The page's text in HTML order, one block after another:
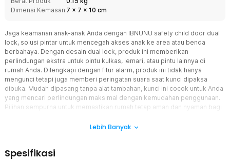
Dimensi Kemasan 7 x 7 x 10 cm
Jaga keamanan anak-anak Anda dengan IBNUNU safety child door dual
lock, solusi pintar untuk mencegah akses anak ke area atau benda
berbahaya. Dengan desain dual lock, produk ini memberikan
perlindungan ekstra untuk pintu kulkas, lemari, atau pintu lainnya di
rumah Anda. Dilengkapi dengan fitur alarm, produk ini tidak hanya
mengunci tetapi juga memberi peringatan suara saat kunci dipaksa
dibuka. Mudah dipasang tanpa alat tambahan, kunci ini cocok untuk Anda
yang mencari perlindungan maksimal dengan kemudahan penggunaan.
Pilihan sempurna untuk memastikan rumah tetap aman dan nyaman bagi
Desain Dual Lock untuk Perlindungan Maksimal
Lebih Banyak
Spesifikasi